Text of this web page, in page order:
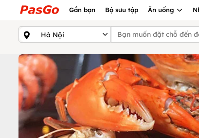
Gần bạn Bộ sưu tập Ăn uống